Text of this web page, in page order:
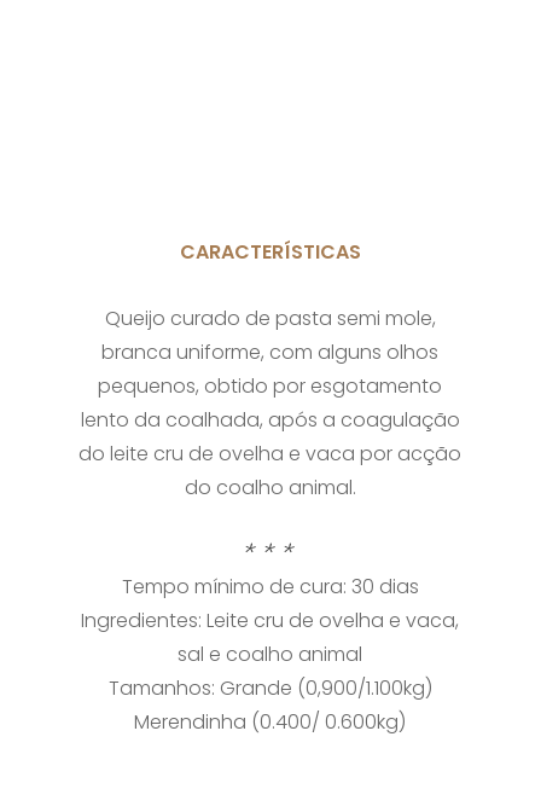
CARACTERÍSTICAS
Queijo curado de pasta semi mole,
branca uniforme, com alguns olhos
pequenos, obtido por esgotamento
lento da coalhada, após a coagulação
do leite cru de ovelha e vaca por acção
do coalho animal.
* * *
Tempo mínimo de cura: 30 dias
Ingredientes: Leite cru de ovelha e vaca,
sal e coalho animal
Tamanhos: Grande (0,900/1.100kg)
Merendinha (0.400/ 0.600kg)